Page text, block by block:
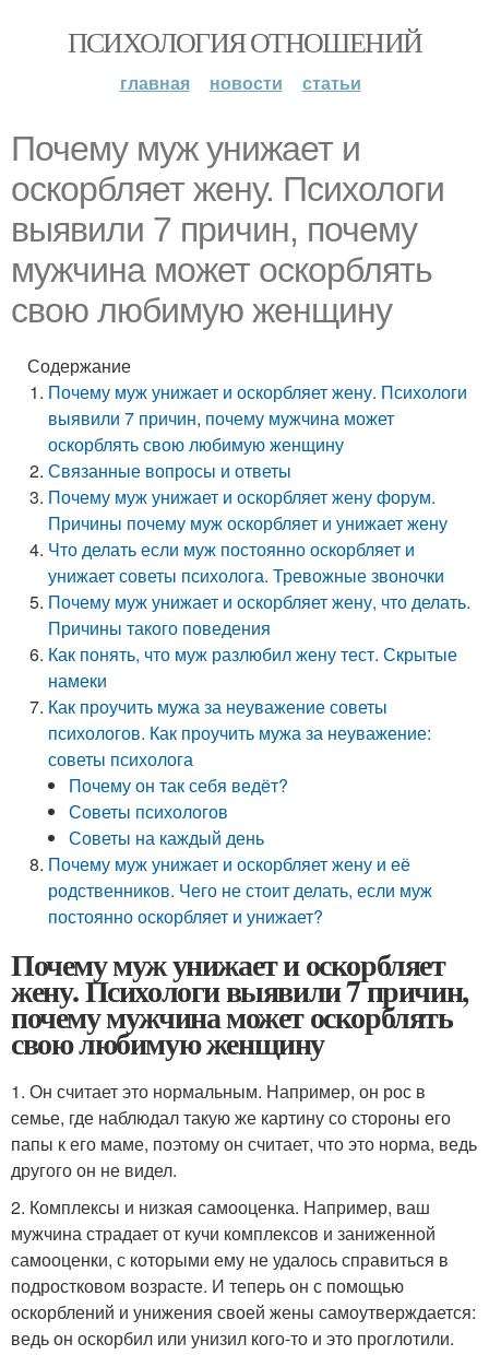
ПСИХОЛОГИЯ ОТНОШЕНИЙ
главная новости статьи
Почему муж унижает и
оскорбляет жену. Психологи
выявили 7 причин, почему
мужчина может оскорблять
свою любимую женщину
Содержание
Почему муж унижает и оскорбляет жену. Психологи
выявили 7 причин, почему мужчина может
оскорблять свою любимую женщину
Связанные вопросы и ответы
Почему муж унижает и оскорбляет жену форум.
Причины почему муж оскорбляет и унижает жену
Что делать если муж постоянно оскорбляет и
унижает советы психолога. Тревожные звоночки
Почему муж унижает и оскорбляет жену, что делать.
Причины такого поведения
Как понять, что муж разлюбил жену тест. Скрытые
намеки
Как проучить мужа за неуважение советы
психологов. Как проучить мужа за неуважение:
советы психолога
Почему он так себя ведёт?
Советы психологов
Советы на каждый день
Почему муж унижает и оскорбляет жену и её
родственников. Чего не стоит делать, если муж
постоянно оскорбляет и унижает?
Почему муж унижает и оскорбляет
жену. Психологи выявили 7 причин,
почему мужчина может оскорблять
свою любимую женщину
1. Он считает это нормальным. Например, он рос в
семье, где наблюдал такую же картину со стороны его
папы к его маме, поэтому он считает, что это норма, ведь
другого он не видел.
2. Комплексы и низкая самооценка. Например, ваш
мужчина страдает от кучи комплексов и заниженной
самооценки, с которыми ему не удалось справиться в
подростковом возрасте. И теперь он с помощью
оскорблений и унижения своей жены самоутверждается:
ведь он оскорбил или унизил кого-то и это проглотили.